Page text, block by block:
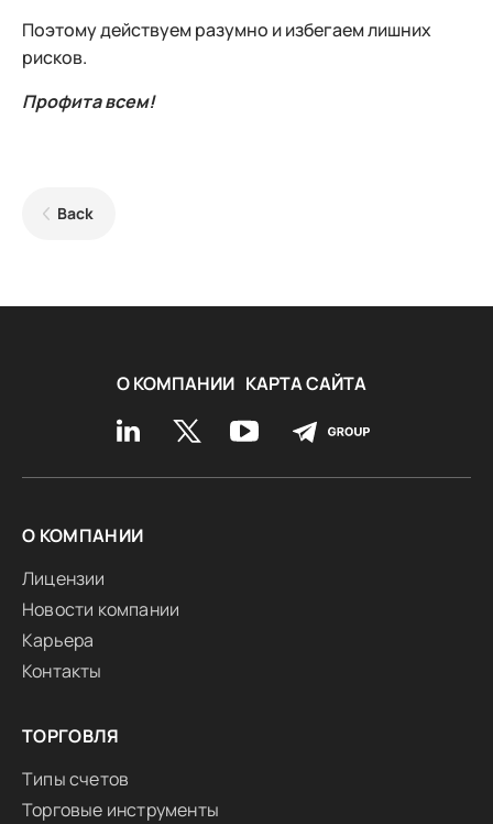
Поэтому действуем разумно и избегаем лишних
рисков.
Профита всем!
Back
О КОМПАНИИ КАРТА САЙТА
О КОМПАНИИ
Лицензии
Новости компании
Карьера
Контакты
ТОРГОВЛЯ
Типы счетов
Торговые инструменты